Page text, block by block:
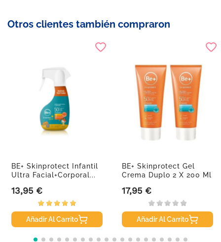
Otros clientes también compraron
BE+ Skinprotect Infantil
Ultra Facial+Corporal...
Precio
13,95 €
Añadir Al Carrito
BE+ Skinprotect Gel
Crema Duplo 2 X 200 Ml
Precio
17,95 €
Añadir Al Carrito